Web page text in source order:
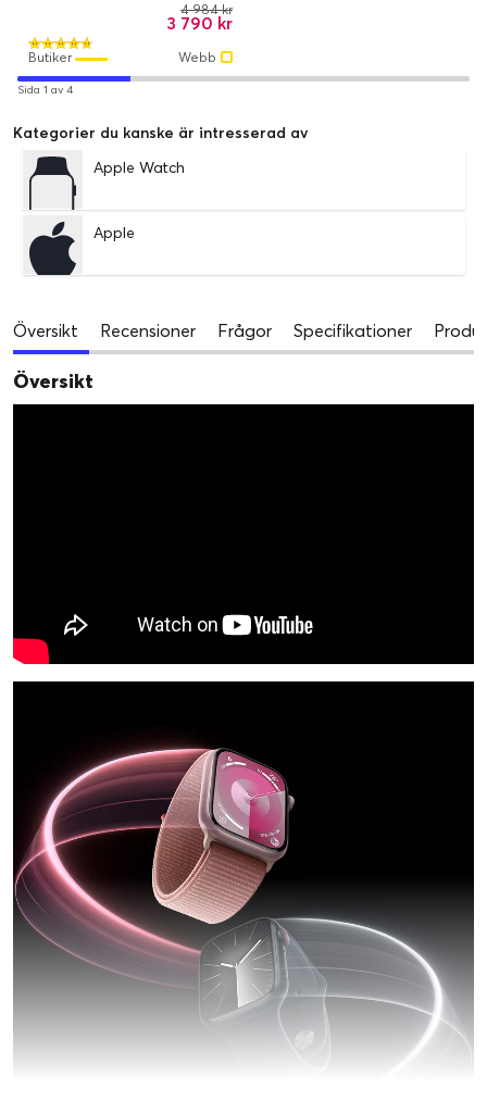
Sport Band - S/M
Series 11 (GPS) / 100 %
återvunnet aluminium / Svart
3 790 kr
4 984 kr
Webb
Butiker
Sida 1 av 4
Kategorier du kanske är intresserad av
Apple Watch
Apple
Översikt Recensioner Frågor Specifikationer
Översikt